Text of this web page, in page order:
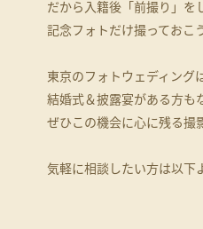
だから入籍後「前撮り」を
記念フォトだけ撮っておこ
東京のフォトウェディング
結婚式＆披露宴がある方も
ぜひこの機会に心に残る撮
気軽に相談したい方は以